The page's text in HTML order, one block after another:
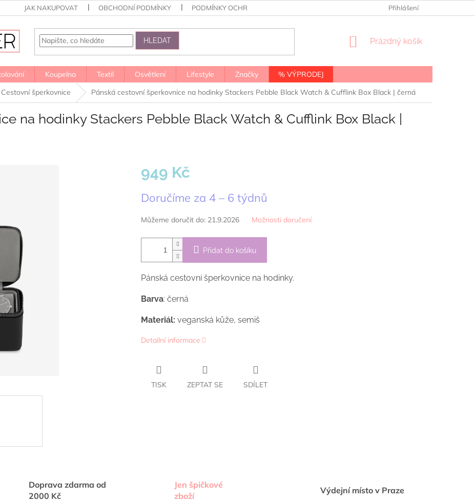
JAK NAKUPOVAT OBCHODNÍ PODMÍNKY PODMÍNKY OCHRANY OSOBNÍCH ÚDAJŮ Přihlášení
HLEDAT
NÁKUPNÍ
Prázdný košík
Koupelna Textil Osvětlení Lifestyle Značky
% VÝPRODEJ
Cestovní šperkovnice Pánská cestovní šperkovnice na hodinky Stackers Pebble Black Watch & Cufflink Box Black | černá
na hodinky Stackers Pebble Black Watch & Cufflink Box Black |
949 Kč
cena:
Doručíme za 4 – 6 týdnů
Můžeme doručit do: 21.9.2026 Možnosti doručení
Přidat do košíku
Pánská cestovní šperkovnice na hodinky.
Barva: černá
Materiál: veganská kůže, semiš
Detailní informace
TISK ZEPTAT SE SDÍLET
Doprava zdarma od
2000 Kč
Jen špičkové
zboží
Výdejní místo v Praze